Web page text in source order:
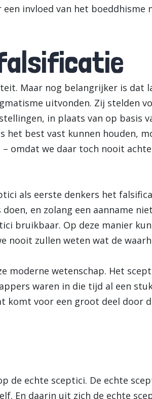
invloed van het
Maar nog belangrijker is dat
uitvonden. Zij stelden
in plaats van op basis
het best vast kunnen houden,
omdat we daar toch nooit
als eerste denkers het
en zolang een aanname
bruikbaar. Op deze manier
nooit zullen weten wat de
moderne wetenschap. Het
waren in die tijd al een
komt voor een groot deel door
de echte sceptici. De echte
En daarin uit zich de echte